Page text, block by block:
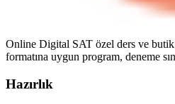
Online Digital SAT özel ders ve butik
formatına uygun program, deneme
Hazırlık